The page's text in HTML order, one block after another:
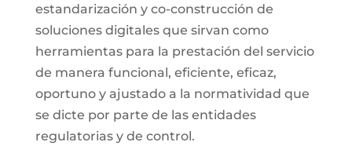
estandarización y co-construcción de
soluciones digitales que sirvan como
herramientas para la prestación del servicio
de manera funcional, eficiente, eficaz,
oportuno y ajustado a la normatividad que
se dicte por parte de las entidades
regulatorias y de control.